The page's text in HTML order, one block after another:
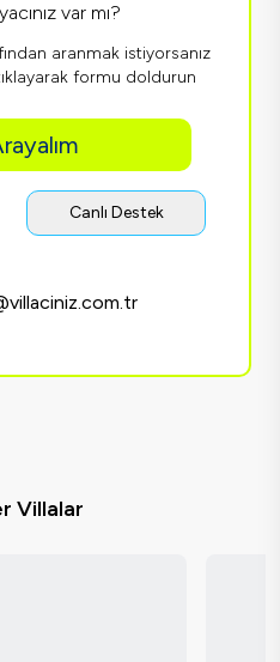
var mı?
aranmak istiyorsanız
formu doldurun
Canlı Destek
Villalar